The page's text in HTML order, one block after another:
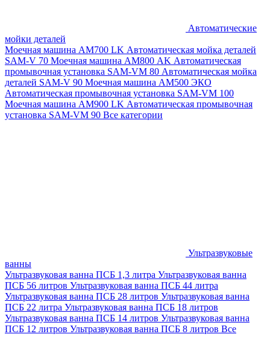
Автоматические
мойки деталей
Моечная машина AM700 LK Автоматическая мойка деталей
SAM-V 70 Моечная машина АМ800 AK Автоматическая
промывочная установка SAM-VM 80 Автоматическая мойка
деталей SAM-V 90 Моечная машина АМ500 ЭКО
Автоматическая промывочная установка SAM-VM 100
Моечная машина AM900 LK Автоматическая промывочная
установка SAM-VM 90 Все категории
Ультразвуковые
ванны
Ультразвуковая ванна ПСБ 1,3 литра Ультразвуковая ванна
ПСБ 56 литров Ультразвуковая ванна ПСБ 44 литра
Ультразвуковая ванна ПСБ 28 литров Ультразвуковая ванна
ПСБ 22 литра Ультразвуковая ванна ПСБ 18 литров
Ультразвуковая ванна ПСБ 14 литров Ультразвуковая ванна
ПСБ 12 литров Ультразвуковая ванна ПСБ 8 литров Все